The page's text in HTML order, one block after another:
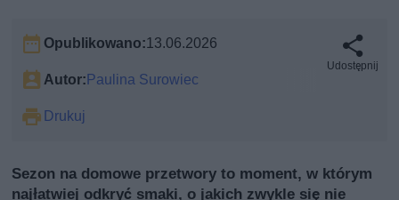
Opublikowano:13.06.2026
Autor:Paulina Surowiec
Drukuj
Udostępnij
Sezon na domowe przetwory to moment, w którym
najłatwiej odkryć smaki, o jakich zwykle się nie